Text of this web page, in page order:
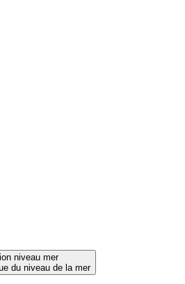
niveau mer
du niveau de la mer